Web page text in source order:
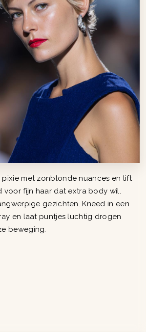
pixie met zonblonde nuances en lift
voor fijn haar dat extra body wil.
gezichten. Kneed in een
en laat puntjes luchtig drogen
beweging.